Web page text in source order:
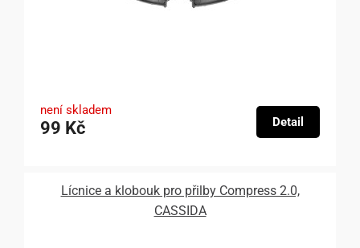
není skladem
99 Kč Detail
Lícnice a klobouk pro přilby Compress 2.0,
CASSIDA